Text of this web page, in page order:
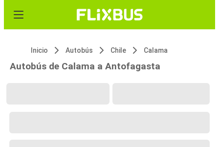
Inicio Autobús Chile Calama
Autobús de Calama a Antofagasta